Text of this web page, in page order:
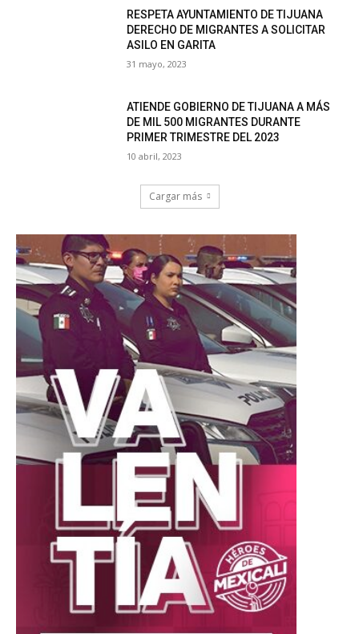
RESPETA AYUNTAMIENTO DE TIJUANA
DERECHO DE MIGRANTES A SOLICITAR
ASILO EN GARITA
31 mayo, 2023
ATIENDE GOBIERNO DE TIJUANA A MÁS
DE MIL 500 MIGRANTES DURANTE
PRIMER TRIMESTRE DEL 2023
10 abril, 2023
Cargar más